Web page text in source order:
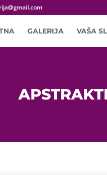
GALERIJA VAŠA